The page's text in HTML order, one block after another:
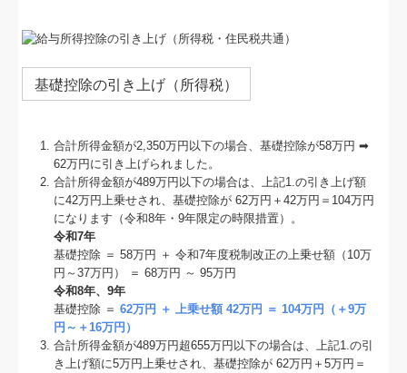
基礎控除の引き上げ（所得税）
合計所得⾦額が2,350万円以下の場合、基礎控除が58万円 ➡
62万円に引き上げられました。
合計所得⾦額が489万円以下の場合は、上記1.の引き上げ額
に42万円上乗せされ、基礎控除が 62万円＋42万円＝104万円
になります（令和8年・9年限定の時限措置）。
令和7年
基礎控除 ＝ 58万円 ＋ 令和7年度税制改正の上乗せ額（10万
円～37万円） ＝ 68万円 ～ 95万円
令和8年、9年
基礎控除 ＝62万円 ＋ 上乗せ額 42万円 ＝ 104万円（＋9万
円～＋16万円）
合計所得⾦額が489万円超655万円以下の場合は、上記1.の引
き上げ額に5万円上乗せされ、基礎控除が 62万円＋5万円＝